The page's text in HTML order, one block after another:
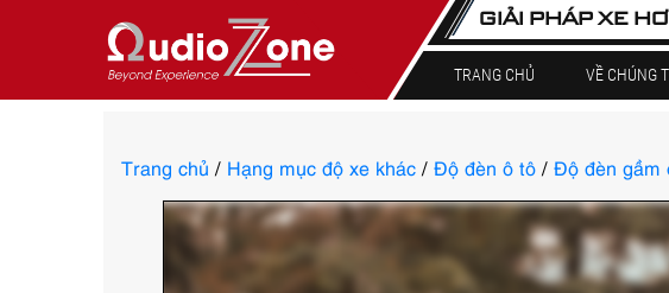
GIẢI PHÁP XE
TRANG CHỦ VỀ CHÚNG
Trang chủ / Hạng mục độ xe khác / Độ đèn ô tô / Độ đèn gầm